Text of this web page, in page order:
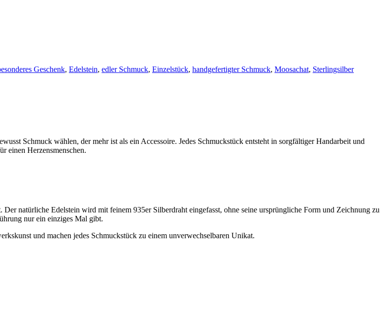
Geschenk, Edelstein, edler Schmuck, Einzelstück, handgefertigter Schmuck, Moosachat, Sterlingsilber
Schmuck wählen, der mehr ist als ein Accessoire. Jedes Schmuckstück entsteht in sorgfältiger Handarbeit und
einen Herzensmenschen.
natürliche Edelstein wird mit feinem 935er Silberdraht eingefasst, ohne seine ursprüngliche Form und Zeichnung zu
nur ein einziges Mal gibt.
und machen jedes Schmuckstück zu einem unverwechselbaren Unikat.